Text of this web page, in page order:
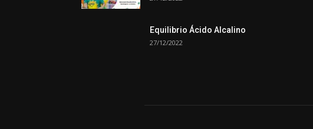
Equilibrio Ácido Alcalino
27/12/2022